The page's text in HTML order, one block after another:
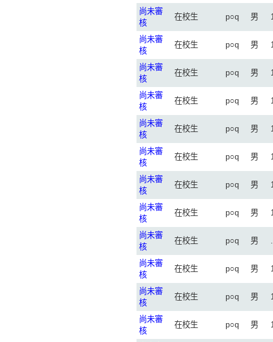
尚未審
核
在校生 p○q 男
尚未審
核
在校生 p○q 男
尚未審
核
在校生 p○q 男
尚未審
核
在校生 p○q 男
尚未審
核
在校生 p○q 男
尚未審
核
在校生 p○q 男
尚未審
核
在校生 p○q 男
尚未審
核
在校生 p○q 男
尚未審
核
在校生 p○q 男
尚未審
核
在校生 p○q 男
尚未審
核
在校生 p○q 男
尚未審
核
在校生 p○q 男